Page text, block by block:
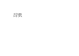
辞典